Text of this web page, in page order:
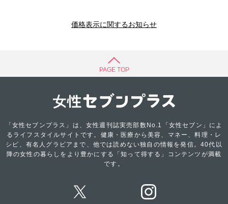
価格表示に関するお知らせ
PAGE TOP
「女性セブンプラス」は、女性週刊誌実売部数No.1「女性セブン」によ
るライフスタイルサイトです。健康・医療から美容、マネー、料理・レ
シピ、有名人グラビアまで、他では読めない独自の情報を発信。40代以
降の女性の暮らしをより豊かにする「知って得する」コンテンツが満載
です。